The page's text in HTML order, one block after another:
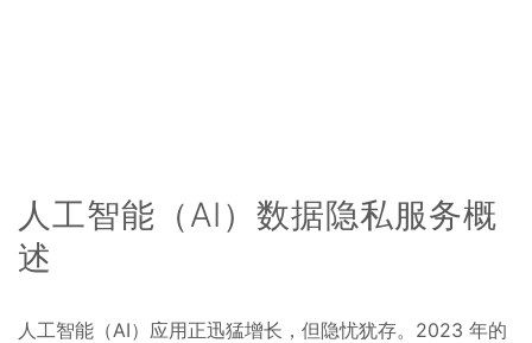
人工智能（AI）数据隐私服务概
述
人工智能（AI）应用正迅猛增长，但隐忧犹存。2023 年的